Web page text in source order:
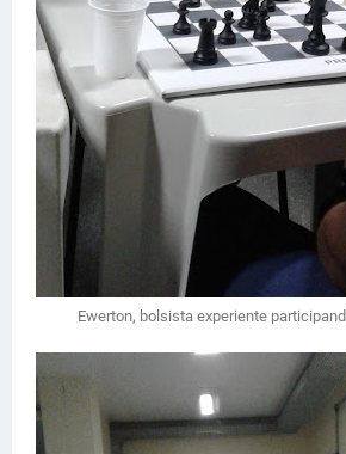
Ewerton, bolsista experiente